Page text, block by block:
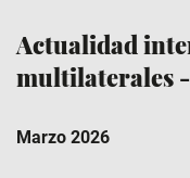
Actualidad
multilaterales
Marzo 2026